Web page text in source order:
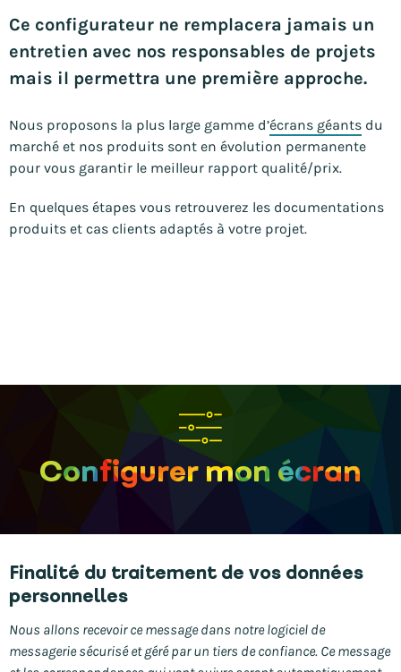
Ce configurateur ne remplacera jamais un
entretien avec nos responsables de projets
mais il permettra une première approche.
Nous proposons la plus large gamme d’écrans géants du
marché et nos produits sont en évolution permanente
pour vous garantir le meilleur rapport qualité/prix.
En quelques étapes vous retrouverez les documentations
produits et cas clients adaptés à votre projet.
Configurer mon écran
Finalité du traitement de vos données
personnelles
Nous allons recevoir ce message dans notre logiciel de
messagerie sécurisé et géré par un tiers de confiance. Ce message